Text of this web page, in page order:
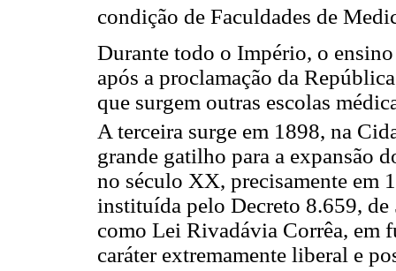
condição de Faculdades de
Durante todo o Império, o
após a proclamação da
que surgem outras escolas
A terceira surge em 1898, na
grande gatilho para a expansão
no século XX, precisamente em
instituída pelo Decreto 8.659,
como Lei Rivadávia Corrêa, em
caráter extremamente liberal e